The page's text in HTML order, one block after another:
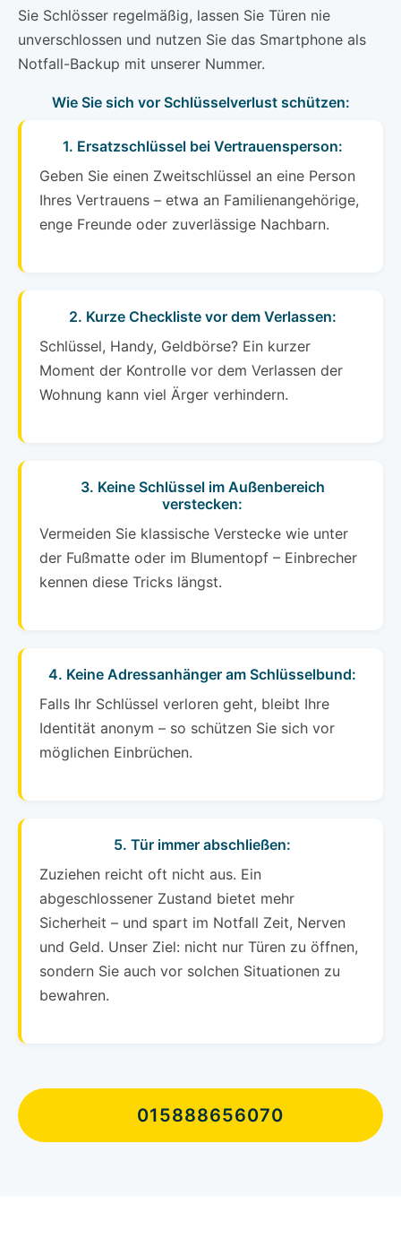
Sie Schlösser regelmäßig, lassen Sie Türen nie
unverschlossen und nutzen Sie das Smartphone als
Notfall-Backup mit unserer Nummer.
Wie Sie sich vor Schlüsselverlust schützen:
1. Ersatzschlüssel bei Vertrauensperson:
Geben Sie einen Zweitschlüssel an eine Person
Ihres Vertrauens – etwa an Familienangehörige,
enge Freunde oder zuverlässige Nachbarn.
2. Kurze Checkliste vor dem Verlassen:
Schlüssel, Handy, Geldbörse? Ein kurzer
Moment der Kontrolle vor dem Verlassen der
Wohnung kann viel Ärger verhindern.
3. Keine Schlüssel im Außenbereich
verstecken:
Vermeiden Sie klassische Verstecke wie unter
der Fußmatte oder im Blumentopf – Einbrecher
kennen diese Tricks längst.
4. Keine Adressanhänger am Schlüsselbund:
Falls Ihr Schlüssel verloren geht, bleibt Ihre
Identität anonym – so schützen Sie sich vor
möglichen Einbrüchen.
5. Tür immer abschließen:
Zuziehen reicht oft nicht aus. Ein
abgeschlossener Zustand bietet mehr
Sicherheit – und spart im Notfall Zeit, Nerven
und Geld. Unser Ziel: nicht nur Türen zu öffnen,
sondern Sie auch vor solchen Situationen zu
bewahren.
015888656070